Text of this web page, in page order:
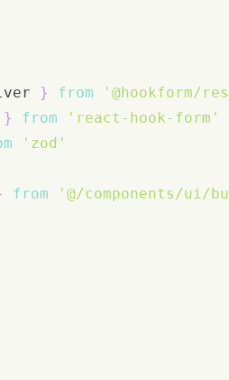
} from
'@hookform/
} from
'react-hook-form'
'zod'
from
'@/components/ui/